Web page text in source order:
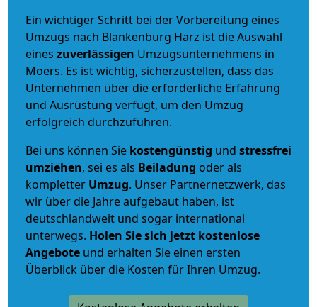
Ein wichtiger Schritt bei der Vorbereitung eines
Umzugs nach Blankenburg Harz ist die Auswahl
eines zuverlässigen Umzugsunternehmens in
Moers. Es ist wichtig, sicherzustellen, dass das
Unternehmen über die erforderliche Erfahrung
und Ausrüstung verfügt, um den Umzug
erfolgreich durchzuführen.
Bei uns können Sie kostengünstig und stressfrei
umziehen, sei es als Beiladung oder als
kompletter Umzug. Unser Partnernetzwerk, das
wir über die Jahre aufgebaut haben, ist
deutschlandweit und sogar international
unterwegs. Holen Sie sich jetzt kostenlose
Angebote und erhalten Sie einen ersten
Überblick über die Kosten für Ihren Umzug.